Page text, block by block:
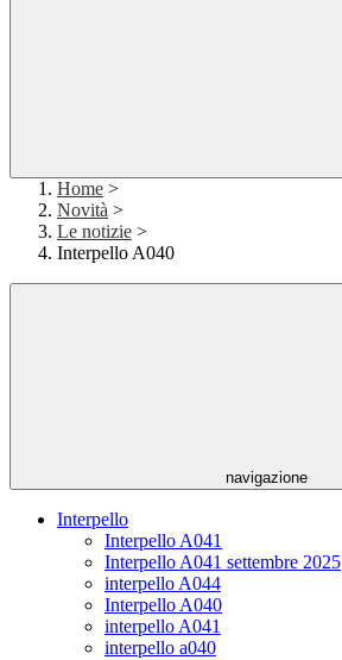
Home >
Novità >
Le notizie >
Interpello A040
navigazione
Interpello
Interpello A041
Interpello A041 settembre 2025
interpello A044
Interpello A040
interpello A041
interpello a040